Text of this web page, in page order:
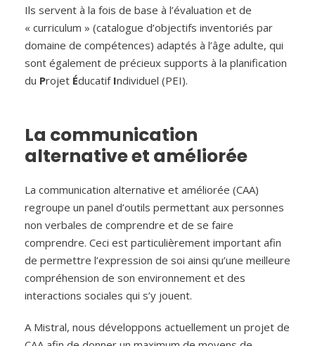
Ils servent à la fois de base à l’évaluation et de
« curriculum » (catalogue d’objectifs inventoriés par
domaine de compétences) adaptés à l’âge adulte, qui
sont également de précieux supports à la planification
du Projet Éducatif Individuel (PEI).
La communication
alternative et améliorée
La communication alternative et améliorée (CAA)
regroupe un panel d’outils permettant aux personnes
non verbales de comprendre et de se faire
comprendre. Ceci est particulièrement important afin
de permettre l’expression de soi ainsi qu’une meilleure
compréhension de son environnement et des
interactions sociales qui s’y jouent.
A Mistral, nous développons actuellement un projet de